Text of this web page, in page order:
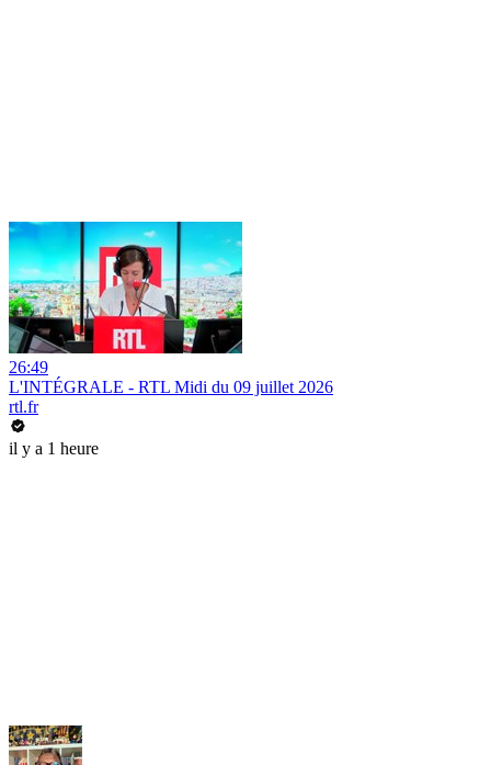
26:49
L'INTÉGRALE - RTL Midi du 09 juillet 2026
rtl.fr
il y a 1 heure